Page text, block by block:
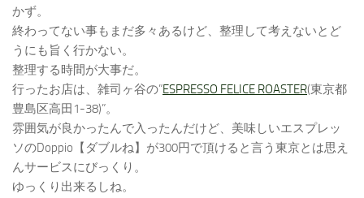
かず。
終わってない事もまだ多々あるけど、整理して考えないとど
うにも旨く行かない。
整理する時間が大事だ。
行ったお店は、雑司ヶ谷の”ESPRESSO FELICE ROASTER(東京都
豊島区高田1-38)”。
雰囲気が良かったんで入ったんだけど、美味しいエスプレッ
ソのDoppio【ダブルね】が300円で頂けると言う東京とは思え
んサービスにびっくり。
ゆっくり出来るしね。